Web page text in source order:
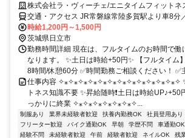
株式会社ラ・ヴィーチェ/エニタイムフィットネ
交通・アクセス JR常磐線常陸多賀駅より車8分
時給1,200円～1,500円
茨城県日立市
勤務時間詳細 現在は、フルタイムのお時間で働
なります。 ✨土日は時給+50円✨ 【フルタイム
8時間/休憩60分 ✅時間勤務ご相談ください！ ✅
仕事内容 ✧⁎✧⁎✧⁎✧⁎✧⁎✧⁎✧⁎✧⁎✧⁎✧⁎✧⁎✧⁎✧ ✨
トネス知識不要 ✨昇給随時❗土日は時給UP♪+50
っかりに終業 ✧⁎✧⁎✧⁎✧⁎✧⁎✧⁎✧...
制服あり 業界未経験者歓迎 扶養内勤務OK 社員登用あり
フリーター歓迎
バイク通勤OK 早朝 学歴不問 車通勤OK
経験不問
未経験者歓迎 午前 経験者歓迎 ネイルOK 残